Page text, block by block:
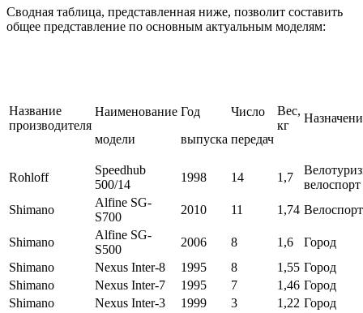
Сводная таблица, представленная ниже, позволит составить
общее представление по основным актуальным моделям:
Название
производителя
Наименование
модели
Год
выпуска
Число
передач
Вес,
кг
Rohloff
Speedhub
500/14
1998 14 1,7
велоспорт
Shimano
Alfine SG-
S700
2010 11 1,74 Велоспорт
Shimano
Alfine SG-
S500
2006 8 1,6
Город
Shimano
Nexus Inter-8 1995 8 1,55 Город
Shimano
Nexus Inter-7 1995 7 1,46 Город
Shimano
Nexus Inter-3 1999 3 1,22 Город